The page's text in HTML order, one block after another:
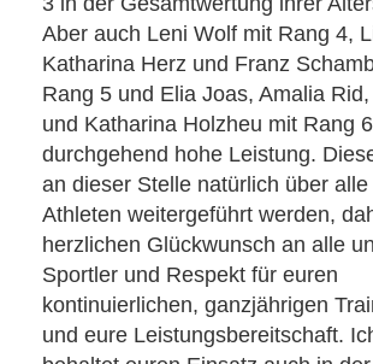
Aber auch Leni Wolf mit Rang 4,
Katharina Herz und Franz
Rang 5 und Elia Joas, Amalia
und Katharina Holzheu mit Rang
durchgehend hohe Leistung.
an dieser Stelle natürlich über
Athleten weitergeführt werden,
herzlichen Glückwunsch an alle
Sportler und Respekt für euren
kontinuierlichen, ganzjährigen
und eure Leistungsbereitschaft.